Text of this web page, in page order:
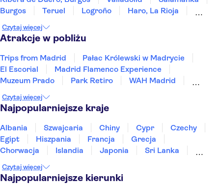
Burgos
Teruel Logroño
Haro, La Rioja
Vitoria-Gasteiz
Czytaj więcej
Atrakcje w pobliżu
Trips from Madrid
Pałac Królewski w Madrycie
El Escorial
Madrid Flamenco Experience
Muzeum Prado
Park Retiro
WAH Madrid
Monastery of Las Descalzas Reales
Madrid Amusement Parks
Wycieczki z Walencji
Siam Park
Spotify Camp Nou
Miasto Sztuki i Nauki
Czytaj więcej
Najpopularniejsze kraje
Albania Szwajcaria Chiny Cypr
Czechy
Egipt
Hiszpania Francja
Grecja
Chorwacja
Islandia Japonia
Sri Lanka
Tunezja
Turcja Wietnam
Czytaj więcej
Najpopularniejsze kierunki